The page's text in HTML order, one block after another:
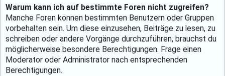
Warum kann ich auf bestimmte Foren nicht zugreifen?
Manche Foren können bestimmten Benutzern oder Gruppen
vorbehalten sein. Um diese einzusehen, Beiträge zu lesen, zu
schreiben oder andere Vorgänge durchzuführen, brauchst du
möglicherweise besondere Berechtigungen. Frage einen
Moderator oder Administrator nach entsprechenden
Berechtigungen.